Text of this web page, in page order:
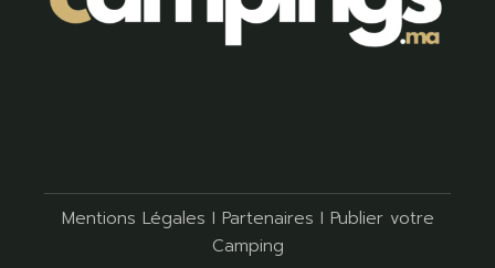
Mentions Légales I Partenaires I Publier votre
Camping